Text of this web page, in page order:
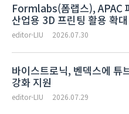
Formlabs(폼랩스), APAC
산업용 3D 프린팅 활용 확
editor-LIU 2026.07.30
바이스트로닉, 벤덱스에
강화 지원
editor-LIU 2026.07.29